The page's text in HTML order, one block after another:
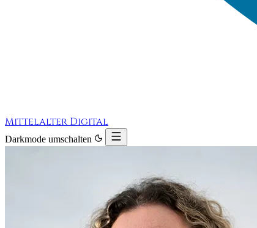
Mittelalter Digital
Darkmode umschalten